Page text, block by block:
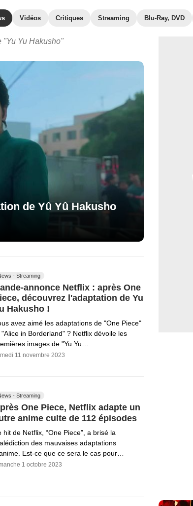
Vidéos Critiques Streaming Blu-Ray, DVD
"Yu Yu Hakusho"
de Yû Yû Hakusho
- Streaming
annonce Netflix : après One
découvrez l'adaptation de Yu
Hakusho !
avez aimé les adaptations de "One Piece"
"Alice in Borderland" ? Netflix dévoile les
images de "Yu Yu…
11 novembre 2023
- Streaming
One Piece, Netflix adapte un
anime culte de 112 épisodes
hit de Netflix, “One Piece”, a brisé la
des mauvaises adaptations
Est-ce que ce sera le cas pour…
1 octobre 2023